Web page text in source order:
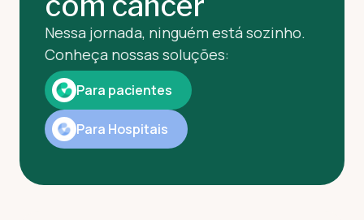
Nessa jornada, ninguém está sozinho.
Conheça nossas soluções:
Para pacientes
Para Hospitais